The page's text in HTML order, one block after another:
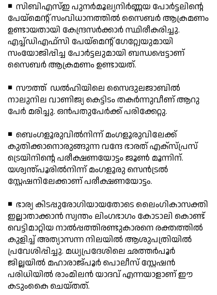
◾ സിബിഎസ്ഇ പുനര്‍മൂല്യനിര്‍ണ്ണയ പോര്‍ട്ടലിന്റെ
പേയ്‌മെന്റ് സംവിധാനത്തില്‍ സൈബര്‍ ആക്രമണം
ഉണ്ടായതായി കേന്ദ്രസര്‍ക്കാര്‍ സ്ഥിരീകരിച്ചു.
എച്ച്ഡിഎഫ്‌സി പേയ്‌മെന്റ് ഗേറ്റ്വേയുമായി
സംയോജിപ്പിച്ച പോര്‍ട്ടലുമായി ബന്ധപ്പെട്ടാണ്
സൈബര്‍ ആക്രമണം ഉണ്ടായത്.
◾ സൗത്ത് ഡല്‍ഹിയിലെ സൈദുലജാബില്‍
നാലുനില വാണിജ്യ കെട്ടിടം തകര്‍ന്നുവീണ് ആറു
പേര്‍ മരിച്ചു. ഒന്‍പതുപേര്‍ക്ക് പരിക്കേറ്റു.
◾ ബെംഗളൂരുവില്‍നിന്ന് മംഗളൂരുവിലേക്ക്
കുതിക്കാനൊരുങ്ങുന്ന വന്ദേ ഭാരത് എക്സ്പ്രസ്
ട്രെയിനിന്റെ പരീക്ഷണയോട്ടം ജൂണ്‍ മൂന്നിന്.
യശ്വന്ത്പൂരില്‍നിന്ന് മംഗളൂരു സെന്‍ട്രല്‍
സ്റ്റേഷനിലേക്കാണ് പരീക്ഷണയോട്ടം.
◾ ഭാര്യ കിടപ്പുരോഗിയായതോടെ ലൈംഗികാസക്തി
ഇല്ലാതാക്കാന്‍ സ്വന്തം ലിംഗഭാഗം കോടാലി കൊണ്ട്
വെട്ടിമാറ്റിയ നാല്‍പ്പത്തിരണ്ടുകാരനെ രക്തത്തില്‍
കുളിച്ച് അത്യാസന്ന നിലയില്‍ ആശുപത്രിയില്‍
പ്രവേശിപ്പിച്ചു. മധ്യപ്രദേശിലെ ഛത്തര്‍പൂര്‍
ജില്ലയില്‍ മഹാരാജ്പൂര്‍ പൊലീസ് സ്റ്റേഷന്‍
പരിധിയില്‍ രാംമിലന്‍ യാദവ് എന്നയാളാണ് ഈ
കടുംകൈ ചെയ്തത്.